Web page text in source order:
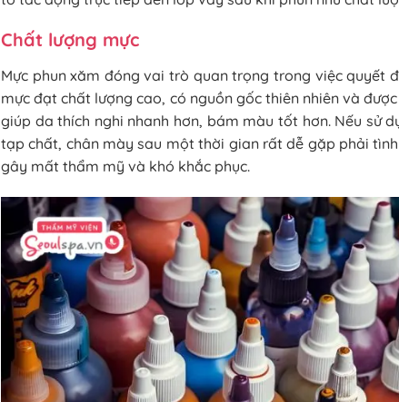
Chất lượng mực
Mực phun xăm đóng vai trò quan trọng trong việc quyết
mực đạt chất lượng cao, có nguồn gốc thiên nhiên và
giúp da thích nghi nhanh hơn, bám màu tốt hơn. Nếu sử
tạp chất, chân mày sau một thời gian rất dễ gặp phải
gây mất thẩm mỹ và khó khắc phục.